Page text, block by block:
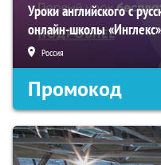
Уроки английского с
онлайн-школы «Инглекс»
Россия
Промокод